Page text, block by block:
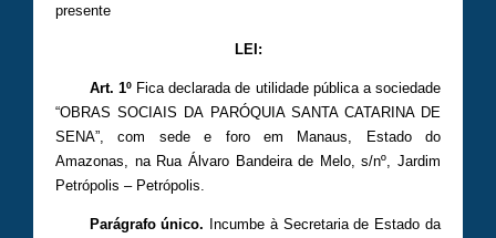
presente
LEI:
Art. 1ºFica declarada de utilidade pública a sociedade
“OBRAS SOCIAIS DA PARÓQUIA SANTA CATARINA DE
SENA”, com sede e foro em Manaus, Estado do
Amazonas, na Rua Álvaro Bandeira de Melo, s/nº, Jardim
Petrópolis – Petrópolis.
Parágrafo único. Incumbe à Secretaria de Estado da